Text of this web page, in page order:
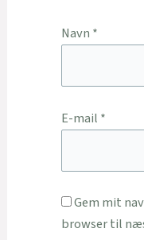
Navn *
E-mail *
Gem mit
browser til